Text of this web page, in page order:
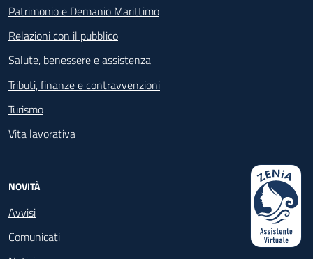
Patrimonio e Demanio Marittimo
Relazioni con il pubblico
Salute, benessere e assistenza
Tributi, finanze e contravvenzioni
Turismo
Vita lavorativa
NOVITÀ
Avvisi
Comunicati